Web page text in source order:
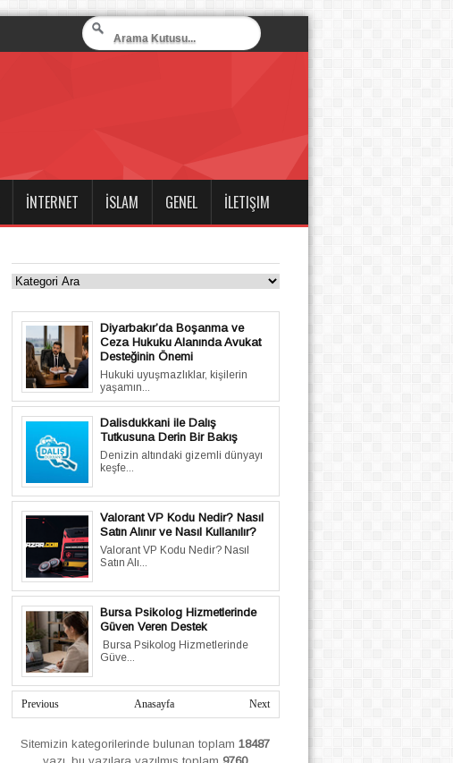
İNTERNET İSLAM GENEL İLETIŞIM
Diyarbakır’da Boşanma ve
Ceza Hukuku Alanında Avukat
Desteğinin Önemi
Hukuki uyuşmazlıklar, kişilerin
yaşamın...
Dalisdukkani ile Dalış
Tutkusuna Derin Bir Bakış
Denizin altındaki gizemli dünyayı
keşfe...
Valorant VP Kodu Nedir? Nasıl
Satın Alınır ve Nasıl Kullanılır?
Valorant VP Kodu Nedir? Nasıl
Satın Alı...
Bursa Psikolog Hizmetlerinde
Güven Veren Destek
Bursa Psikolog Hizmetlerinde
Güve...
Previous Next
Anasayfa
Sitemizin kategorilerinde bulunan toplam 18487